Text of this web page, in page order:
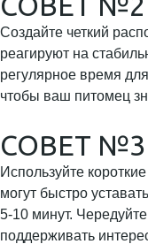
Создайте четкий
реагируют на
регулярное время
чтобы ваш питомец
СОВЕТ №3
Используйте
могут быстро
5-10 минут.
поддерживать